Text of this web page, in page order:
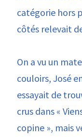
catégorie hors
côtés relevait
On a vu un
couloirs, José
essayait de
crus dans «
copine », mais